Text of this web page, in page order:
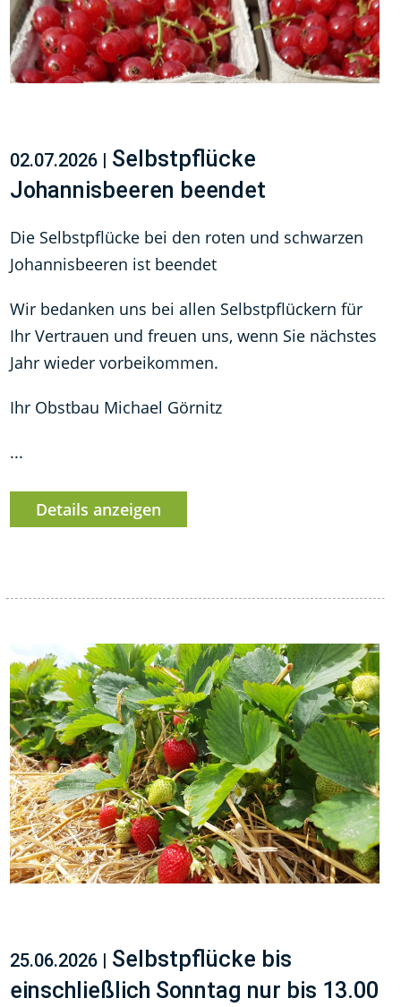
02.07.2026 | Selbstpflücke
Johannisbeeren beendet
Die Selbstpflücke bei den roten und schwarzen
Johannisbeeren ist beendet
Wir bedanken uns bei allen Selbstpflückern für
Ihr Vertrauen und freuen uns, wenn Sie nächstes
Jahr wieder vorbeikommen.
Ihr Obstbau Michael Görnitz
...
Details anzeigen
25.06.2026 | Selbstpflücke bis
einschließlich Sonntag nur bis 13.00